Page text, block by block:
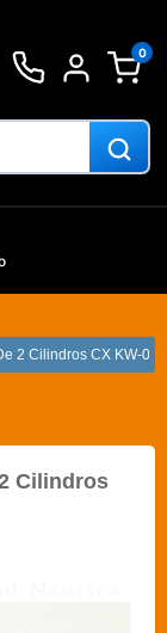
0
2 Cilindros CX KW-03
Cilindros